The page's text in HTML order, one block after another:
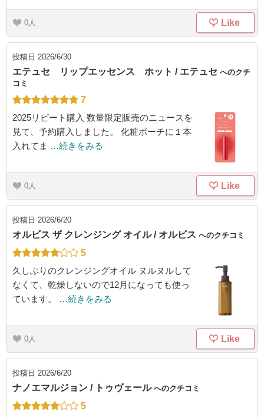
0 Like
投稿日 2026/6/30
エテュセ リップエッセンス ホット / エテュセ へのクチ
コミ
7
2025リピート購入 数量限定販売のニュースを
見て、予約購入しました。 化粧ポーチに１本
入れてま …続きをみる
0 Like
投稿日 2026/6/20
オルビス ザ クレンジング オイル / オルビス へのクチコミ
5
久しぶりのクレンジングオイル ヌルヌルして
なくて、乾燥しないので12月になっても使っ
ています。
…続きをみる
0 Like
投稿日 2026/6/20
ナノエマルジョン / トゥヴェール へのクチコミ
5